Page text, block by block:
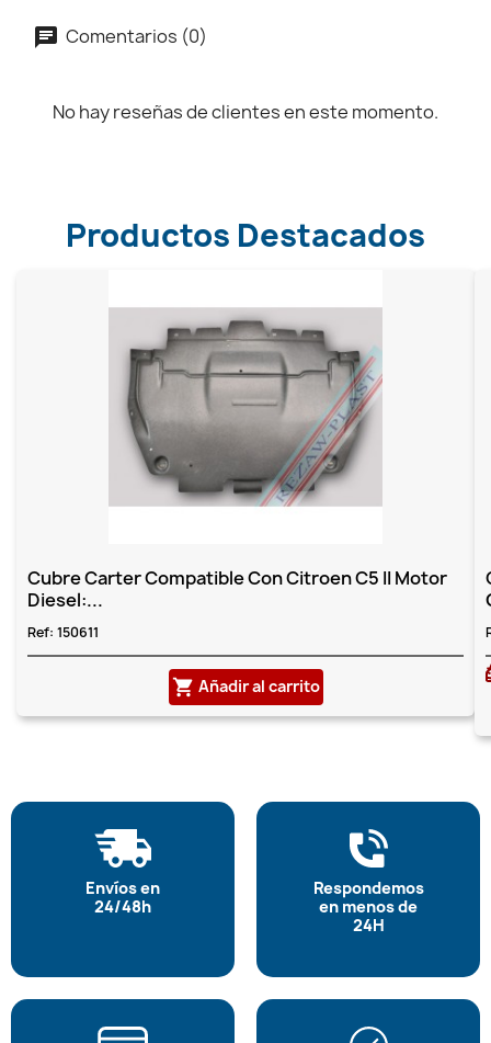
Comentarios (0)
No hay reseñas de clientes en este momento.
Productos Destacados
Cubre Carter Compatible Con Citroen C5 II Motor
Diesel:...
Ref: 150611
shopping_cart Añadir al carrito
Envíos en
24/48h
Respondemos
en menos de
24H